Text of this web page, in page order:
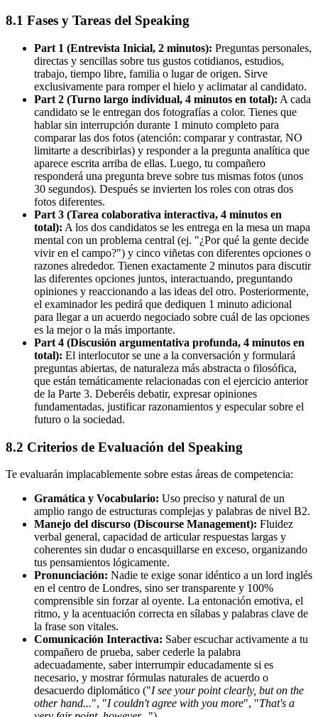
8.1 Fases y Tareas del Speaking
Part 1 (Entrevista Inicial, 2 minutos): Preguntas personales,
directas y sencillas sobre tus gustos cotidianos, estudios,
trabajo, tiempo libre, familia o lugar de origen. Sirve
exclusivamente para romper el hielo y aclimatar al candidato.
Part 2 (Turno largo individual, 4 minutos en total): A cada
candidato se le entregan dos fotografías a color. Tienes que
hablar sin interrupción durante 1 minuto completo para
comparar las dos fotos (atención: comparar y contrastar, NO
limitarte a describirlas) y responder a la pregunta analítica que
aparece escrita arriba de ellas. Luego, tu compañero
responderá una pregunta breve sobre tus mismas fotos (unos
30 segundos). Después se invierten los roles con otras dos
fotos diferentes.
Part 3 (Tarea colaborativa interactiva, 4 minutos en
total): A los dos candidatos se les entrega en la mesa un mapa
mental con un problema central (ej. "¿Por qué la gente decide
vivir en el campo?") y cinco viñetas con diferentes opciones o
razones alrededor. Tienen exactamente 2 minutos para discutir
las diferentes opciones juntos, interactuando, preguntando
opiniones y reaccionando a las ideas del otro. Posteriormente,
el examinador les pedirá que dediquen 1 minuto adicional
para llegar a un acuerdo negociado sobre cuál de las opciones
es la mejor o la más importante.
Part 4 (Discusión argumentativa profunda, 4 minutos en
total): El interlocutor se une a la conversación y formulará
preguntas abiertas, de naturaleza más abstracta o filosófica,
que están temáticamente relacionadas con el ejercicio anterior
de la Parte 3. Deberéis debatir, expresar opiniones
fundamentadas, justificar razonamientos y especular sobre el
futuro o la sociedad.
8.2 Criterios de Evaluación del Speaking
Te evaluarán implacablemente sobre estas áreas de competencia:
Gramática y Vocabulario: Uso preciso y natural de un
amplio rango de estructuras complejas y palabras de nivel B2.
Manejo del discurso (Discourse Management): Fluidez
verbal general, capacidad de articular respuestas largas y
coherentes sin dudar o encasquillarse en exceso, organizando
tus pensamientos lógicamente.
Pronunciación: Nadie te exige sonar idéntico a un lord inglés
en el centro de Londres, sino ser transparente y 100%
comprensible sin forzar al oyente. La entonación emotiva, el
ritmo, y la acentuación correcta en sílabas y palabras clave de
la frase son vitales.
Comunicación Interactiva: Saber escuchar activamente a tu
compañero de prueba, saber cederle la palabra
adecuadamente, saber interrumpir educadamente si es
necesario, y mostrar fórmulas naturales de acuerdo o
desacuerdo diplomático ("I see your point clearly, but on the
other hand...", "I couldn't agree with you more", "That's a